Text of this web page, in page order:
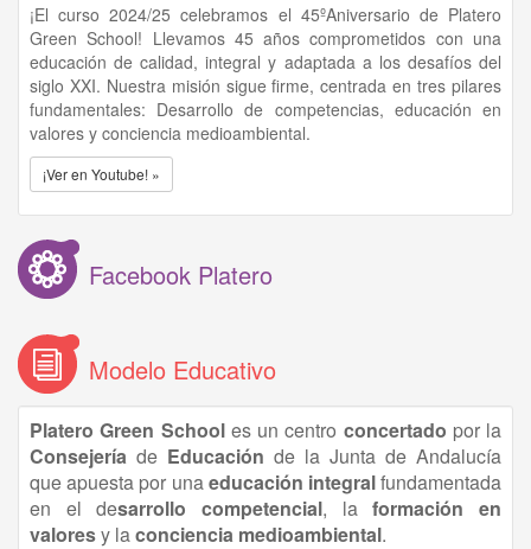
¡El curso 2024/25 celebramos el 45ºAniversario de Platero
Green School! Llevamos 45 años comprometidos con una
educación de calidad, integral y adaptada a los desafíos del
siglo XXI. Nuestra misión sigue firme, centrada en tres pilares
fundamentales: Desarrollo de competencias, educación en
valores y conciencia medioambiental.
¡Ver en Youtube! »
Facebook Platero
Modelo Educativo
Platero Green Schooles un centro concertado por la
Consejería de Educación de la Junta de Andalucía
que apuesta por unaeducación integralfundamentada
en el desarrollo competencial, laformación en
valoresy laconciencia medioambiental.